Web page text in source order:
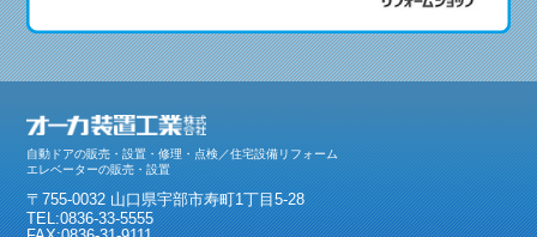
自動ドアの販売・設置・修理・点検／住宅設備リフォーム
エレベーターの販売・設置
〒755-0032 山口県宇部市寿町1丁目5-28
TEL:0836-33-5555